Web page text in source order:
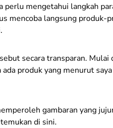
perlu mengetahui langkah
mencoba langsung produk-
secara transparan. Mulai
produk yang menurut
gambaran yang
di sini.